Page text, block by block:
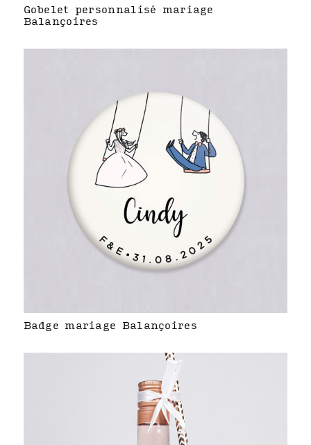
Gobelet personnalisé mariage
Balançoires
Badge mariage Balançoires